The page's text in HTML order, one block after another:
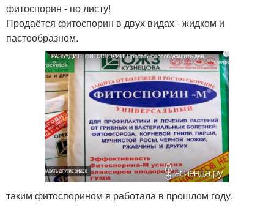
фитоспорин - по листу!
Продаётся фитоспорин в двух видах - жидком и
пастообразном.
таким фитоспорином я работала в прошлом году.